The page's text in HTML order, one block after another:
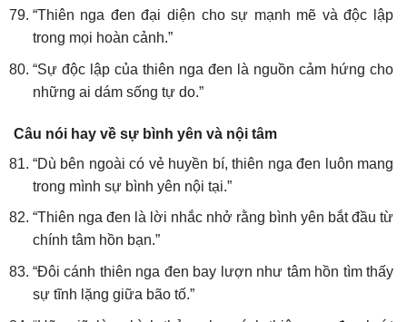
“Thiên nga đen đại diện cho sự mạnh mẽ và độc lập
trong mọi hoàn cảnh.”
“Sự độc lập của thiên nga đen là nguồn cảm hứng cho
những ai dám sống tự do.”
Câu nói hay về sự bình yên và nội tâm
“Dù bên ngoài có vẻ huyền bí, thiên nga đen luôn mang
trong mình sự bình yên nội tại.”
“Thiên nga đen là lời nhắc nhở rằng bình yên bắt đầu từ
chính tâm hồn bạn.”
“Đôi cánh thiên nga đen bay lượn như tâm hồn tìm thấy
sự tĩnh lặng giữa bão tố.”